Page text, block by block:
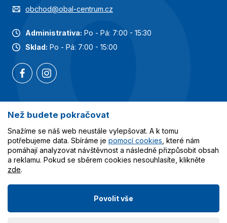
obchod@obal-centrum.cz
Administrativa: Po - Pá: 7:00 - 15:30
Sklad: Po - Pá: 7:00 - 15:00
Nejoblíbenější kategorie
Služby
Vše o nákupu
Než budete pokračovat
Snažíme se náš web neustále vylepšovat. A k tomu
potřebujeme data. Sbíráme je pomocí cookies , které nám
pomáhají analyzovat návštěvnost a následně přizpůsobit obsah
a reklamu. Pokud se sběrem cookies nesouhlasíte, klikněte
zde.
Povolit vše